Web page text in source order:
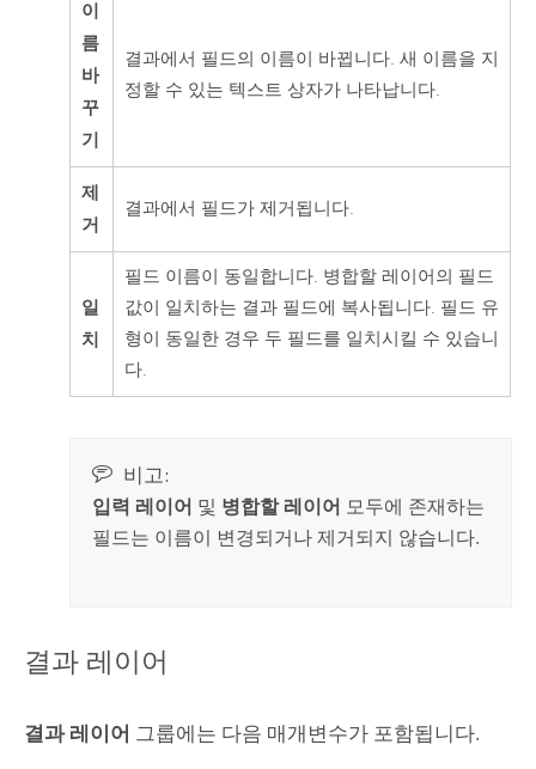
이
름
바
꾸
기
결과에서 필드의 이름이 바뀝니다. 새 이름을 지
정할 수 있는 텍스트 상자가 나타납니다.
제
거
결과에서 필드가 제거됩니다.
일
치
필드 이름이 동일합니다. 병합할 레이어의 필드
값이 일치하는 결과 필드에 복사됩니다. 필드 유
형이 동일한 경우 두 필드를 일치시킬 수 있습니
다.
비고:
입력 레이어 및 병합할 레이어 모두에 존재하는
필드는 이름이 변경되거나 제거되지 않습니다.
결과 레이어
결과 레이어 그룹에는 다음 매개변수가 포함됩니다.